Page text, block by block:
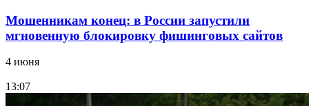
Мошенникам конец: в России запустили
мгновенную блокировку фишинговых сайтов
4 июня
13:07